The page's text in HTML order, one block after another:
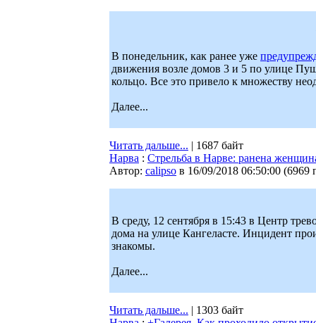
В понедельник, как ранее уже
движения возле домов 3 и 5 по улице
кольцо. Все это привело к множеству
Далее...
Читать дальше... | 1687 байт
Нарва : Стрельба в Нарве: ранена
Автор: calipso в 16/09/2018 06:50:00 (6969
В среду, 12 сентября в 15:43 в Центр
дома на улице Кангеласте. Инцидент
знакомы.
Далее...
Читать дальше... | 1303 байт